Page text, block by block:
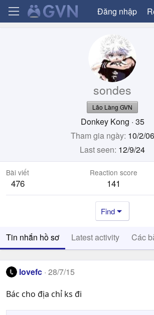
Đăng nhập
sondes
Lão Làng GVN
Donkey Kong · 35
Tham gia ngày 10/2/06
Last seen 12/9/24
Bài viết
476
Reaction score
141
Find
Tin nhắn hồ sơ Latest activity Các
lovefc 28/7/15
Bác cho địa chỉ ks đi